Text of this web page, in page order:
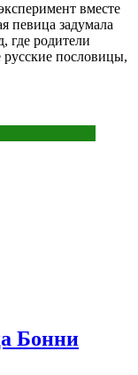
вместе
певица задумала
где родители
русские пословицы,
Бонни